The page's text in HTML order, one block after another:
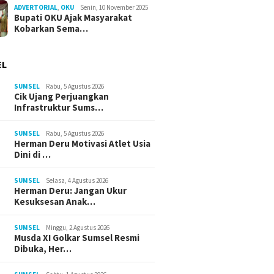
ADVERTORIAL OKU Senin, 10 November 2025
Bupati OKU Ajak Masyarakat
Kobarkan Sema…
SUMSEL Rabu, 5 Agustus 2026
Cik Ujang Perjuangkan
Infrastruktur Sums…
SUMSEL Rabu, 5 Agustus 2026
Herman Deru Motivasi Atlet Usia
Dini di …
SUMSEL Selasa, 4 Agustus 2026
Herman Deru: Jangan Ukur
Kesuksesan Anak…
SUMSEL Minggu, 2 Agustus 2026
Musda XI Golkar Sumsel Resmi
Dibuka, Her…